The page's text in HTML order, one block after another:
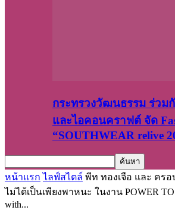
กระทรวงวัฒนธรรม ร่วม
และไอคอนคราฟต์ จัด
“SOUTHWEAR relive
หน้าแรก ไลฟ์สไตล์ พีท ทองเจือ และ คร
ไม่ได้เป็นเพียงพาหนะ ในงาน POWER
with...